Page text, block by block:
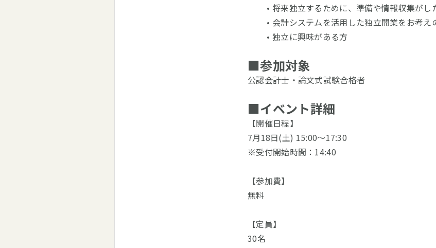
将来独立するために、準備や情報収集がし
会計システムを活用した独立開業をお考え
独立に興味がある方
■参加対象
公認会計士・論文式試験合格者
■イベント詳細
【開催日程】
7月18日(土) 15:00～17:30
※受付開始時間：14:40
【参加費】
無料
【定員】
30名